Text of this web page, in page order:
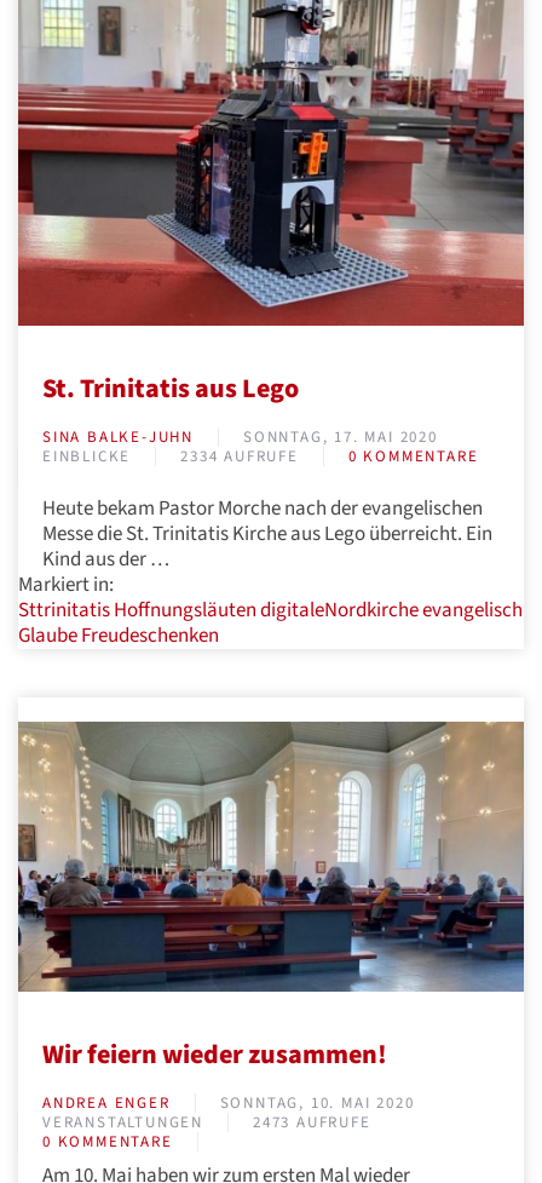
St. Trinitatis aus Lego
SINA BALKE-JUHN
SONNTAG, 17. MAI 2020
EINBLICKE
2334 AUFRUFE 0 KOMMENTARE
Heute bekam Pastor Morche nach der evangelischen
Messe die St. Trinitatis Kirche aus Lego überreicht. Ein
Kind aus der …
Markiert in:
SttrinitatisHoffnungsläutendigitaleNordkircheevangelisch
GlaubeFreudeschenken
Wir feiern wieder zusammen!
ANDREA ENGER
SONNTAG, 10. MAI 2020
VERANSTALTUNGEN
2473 AUFRUFE
0 KOMMENTARE
Am 10. Mai haben wir zum ersten Mal wieder